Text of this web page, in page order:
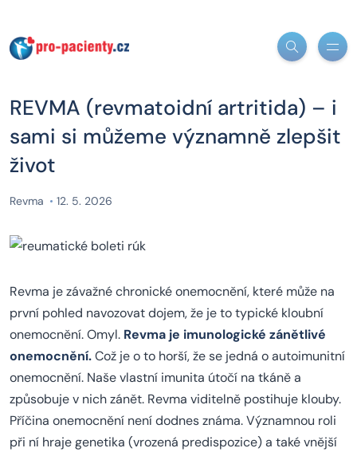
REVMA (revmatoidní artritida) – i
sami si můžeme významně zlepšit
život
Revma 12. 5. 2026
Revma je závažné chronické onemocnění, které může na
první pohled navozovat dojem, že je to typické kloubní
onemocnění. Omyl. Revma je imunologické zánětlivé
onemocnění.Což je o to horší, že se jedná o autoimunitní
onemocnění. Naše vlastní imunita útočí na tkáně a
způsobuje v nich zánět. Revma viditelně postihuje klouby.
Příčina onemocnění není dodnes známa. Významnou roli
při ní hraje genetika (vrozená predispozice) a také vnější